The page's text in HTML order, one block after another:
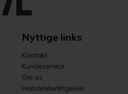
Nyttige links
Kontakt
Kundeservice
Om os
Handelsbetingelser